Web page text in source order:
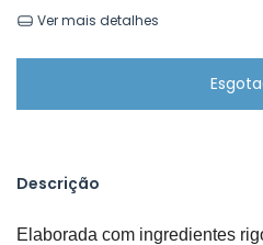
Ver mais detalhes
Descrição
Elaborada com ingredientes